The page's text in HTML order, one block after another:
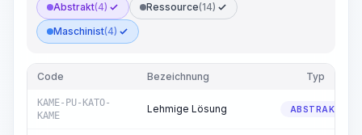
Abstrakt(4) Ressource(14)
Maschinist(4)
Code Bezeichnung Typ
KAME-PU-KATO-
KAME
Lehmige Lösung ABSTRAKT